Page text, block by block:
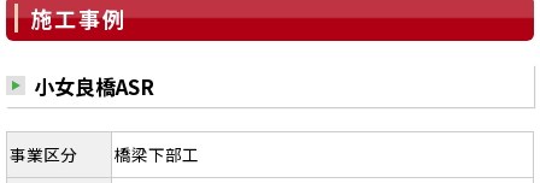
施工事例
小女良橋ASR
事業区分
橋梁下部工